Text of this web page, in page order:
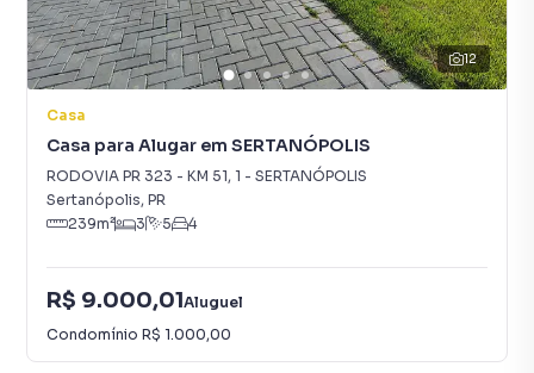
12
Casa
Casa para Alugar em SERTANÓPOLIS
RODOVIA PR 323 - KM 51, 1 - SERTANÓPOLIS
Sertanópolis, PR
239m² 3 5 4
R$ 9.000,01Aluguel
Condomínio R$ 1.000,00